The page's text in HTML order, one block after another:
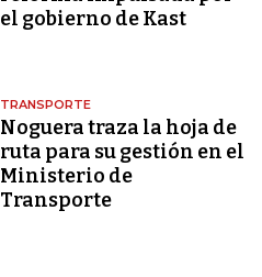
el gobierno de Kast
TRANSPORTE
Noguera traza la hoja de
ruta para su gestión en el
Ministerio de
Transporte